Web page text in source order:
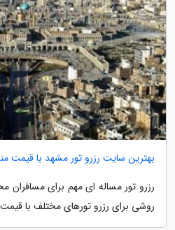
بهترین سایت رزرو تور مشهد با قیمت
رزرو تور مساله ای مهم برای مسافران
روشی برای رزرو تورهای مختلف با